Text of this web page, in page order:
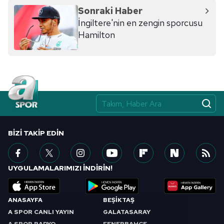
ilgili mevzuata uygun olarak kullanılan çerezlerle ilgili bilgi
almak için lütfentıklayınız.
Sonraki Haber
İngiltere'nin en zengin sporcusu
Hamilton
ANASAYFA
A SPOR CANLI YAYIN
BEŞİKTAŞ
GALATASARAY
BIZI TAKIP EDIN
UYGULAMALARIMIZI İNDİRİN!